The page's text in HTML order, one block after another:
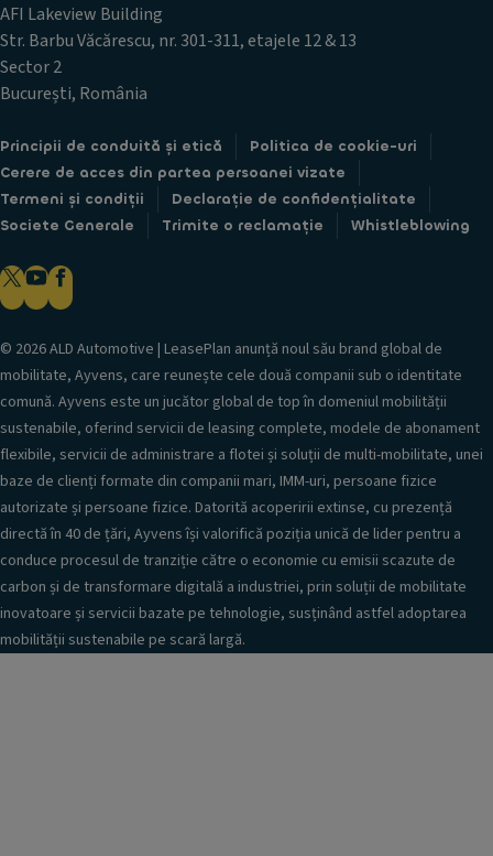
AFI Lakeview Building
Str. Barbu Văcărescu, nr. 301-311, etajele 12 & 13
Sector 2
București, România
Principii de conduită și etică
Politica de cookie-uri
Cerere de acces din partea persoanei vizate
Termeni și condiții
Declarație de confidențialitate
Societe Generale
Trimite o reclamație Whistleblowing
© 2026 ALD Automotive | LeasePlan anunță noul său brand global de
mobilitate, Ayvens, care reunește cele două companii sub o identitate
comună. Ayvens este un jucător global de top în domeniul mobilității
sustenabile, oferind servicii de leasing complete, modele de abonament
flexibile, servicii de administrare a flotei și soluții de multi-mobilitate, unei
baze de clienți formate din companii mari, IMM-uri, persoane fizice
autorizate și persoane fizice. Datorită acoperirii extinse, cu prezență
directă în 40 de țări, Ayvens își valorifică poziția unică de lider pentru a
conduce procesul de tranziție către o economie cu emisii scazute de
carbon și de transformare digitală a industriei, prin soluții de mobilitate
inovatoare și servicii bazate pe tehnologie, susținând astfel adoptarea
mobilității sustenabile pe scară largă.